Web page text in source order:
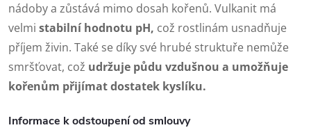
nádoby a zůstává mimo dosah kořenů. Vulkanit má
velmi stabilní hodnotu pH, což rostlinám usnadňuje
příjem živin. Také se díky své hrubé struktuře nemůže
smršťovat, což udržuje půdu vzdušnou a umožňuje
kořenům přijímat dostatek kyslíku.
Informace k odstoupení od smlouvy